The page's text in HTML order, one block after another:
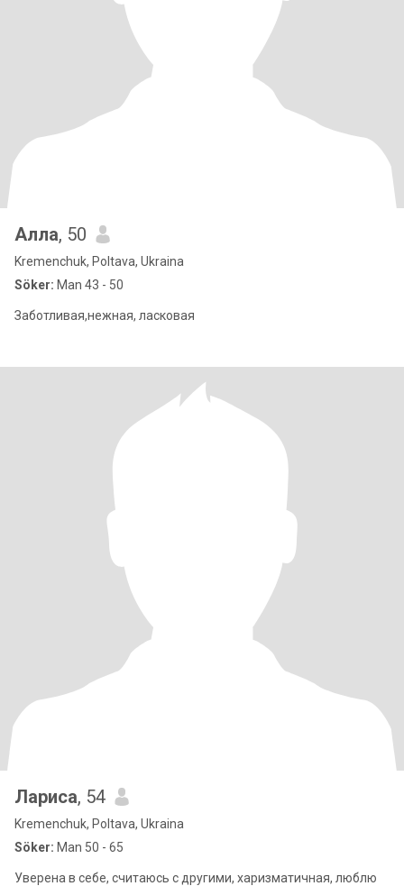
Алла, 50
Kremenchuk, Poltava, Ukraina
Söker: Man 43 - 50
Заботливая,нежная, ласковая
Лариса, 54
Kremenchuk, Poltava, Ukraina
Söker: Man 50 - 65
Уверена в себе, считаюсь с другими, харизматичная, люблю